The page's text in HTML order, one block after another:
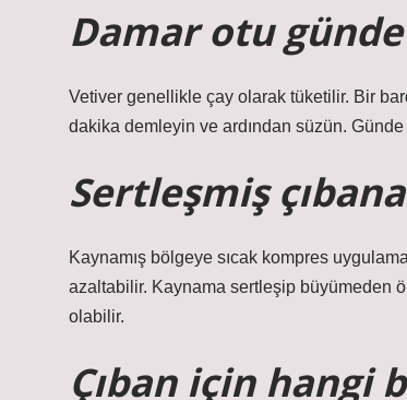
Damar otu
Vetiver genellikle çay olarak tüketilir. Bir
dakika demleyin ve ardından süzün.
Sertleşmiş
Kaynamış bölgeye sıcak kompres
azaltabilir. Kaynama sertleşip büyümeden
olabilir.
Çıban için hangi